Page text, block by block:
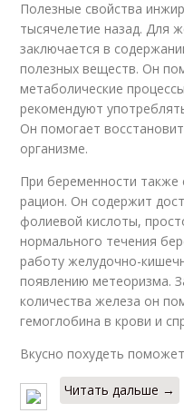
Полезные свойства
тысячелетие назад. Для
заключается в
полезных веществ. Он
метаболические
рекомендуют
Он помогает
организме.
При беременности также
рацион. Он содержит
фолиевой кислоты,
нормального течения
работу желудочно-
появлению метеоризма.
количества железа он
гемоглобина в крови и
Вкусно похудеть
Читать дальше →